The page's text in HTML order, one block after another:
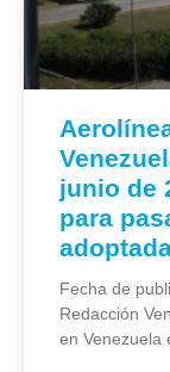
junio de
para
Fecha de
Redacción
en Venezuela